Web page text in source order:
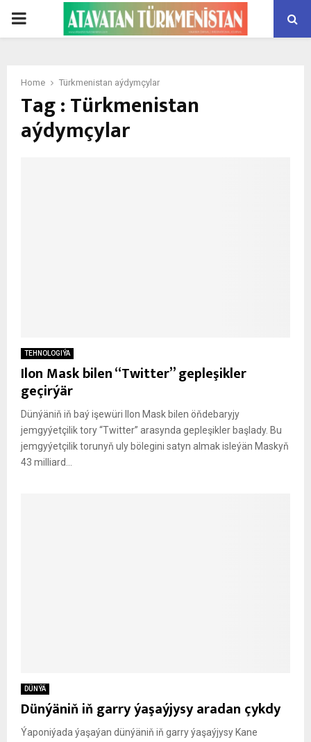
PRIMARY
Home Türkmenistan aýdymçylar
Tag : Türkmenistan
aýdymçylar
TEHNOLOGIÝA
Ilon Mask bilen “Twitter” gepleşikler
geçirýär
Dünýäniň iň baý işewüri Ilon Mask bilen öňdebaryjy
jemgyýetçilik tory “Twitter” arasynda gepleşikler başlady. Bu
jemgyýetçilik torunyň uly bölegini satyn almak isleýän Maskyň
43 milliard...
DÜNÝÄ
Dünýäniň iň garry ýaşaýjysy aradan çykdy
Ýaponiýada ýaşaýan dünýäniň iň garry ýaşaýjysy Kane